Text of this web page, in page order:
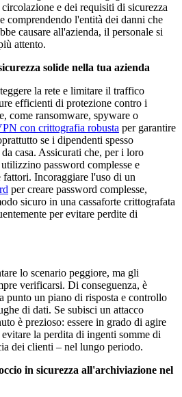
e dei requisiti di sicurezza
comprendendo l'entità dei danni che
causare all'azienda, il personale si
attento.
solide nella tua azienda
la rete e limitare il traffico
efficienti di protezione contro i
come ransomware, spyware o
con crittografia robusta per garantire
se i dipendenti spesso
casa. Assicurati che, per i loro
password complesse e
fattori. Incoraggiare l'uso di un
per creare password complesse,
sicuro in una cassaforte crittografata
per evitare perdite di
lo scenario peggiore, ma gli
verificarsi. Di conseguenza, è
punto un piano di risposta e controllo
di dati. Se subisci un attacco
è prezioso: essere in grado di agire
la perdita di ingenti somme di
dei clienti – nel lungo periodo.
in sicurezza all'archiviazione nel